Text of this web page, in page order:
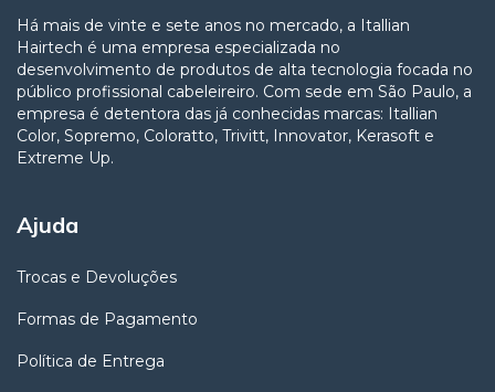
Há mais de vinte e sete anos no mercado, a Itallian
Hairtech é uma empresa especializada no
desenvolvimento de produtos de alta tecnologia focada no
público profissional cabeleireiro. Com sede em São Paulo, a
empresa é detentora das já conhecidas marcas: Itallian
Color, Sopremo, Coloratto, Trivitt, Innovator, Kerasoft e
Extreme Up.
Ajuda
Trocas e Devoluções
Formas de Pagamento
Política de Entrega